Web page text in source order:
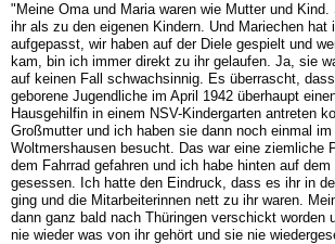
"Meine Oma und Maria waren wie Mutter und
ihr als zu den eigenen Kindern. Und Mariechen hat
aufgepasst, wir haben auf der Diele gespielt und
kam, bin ich immer direkt zu ihr gelaufen. Ja, sie
auf keinen Fall schwachsinnig. Es überrascht,
geborene Jugendliche im April 1942 überhaupt
Hausgehilfin in einem NSV-Kindergarten antreten
Großmutter und ich haben sie dann noch einmal
Woltmershausen besucht. Das war eine ziemliche
dem Fahrrad gefahren und ich habe hinten auf
gesessen. Ich hatte den Eindruck, dass es ihr in
ging und die Mitarbeiterinnen nett zu ihr waren.
dann ganz bald nach Thüringen verschickt worden
nie wieder was von ihr gehört und sie nie